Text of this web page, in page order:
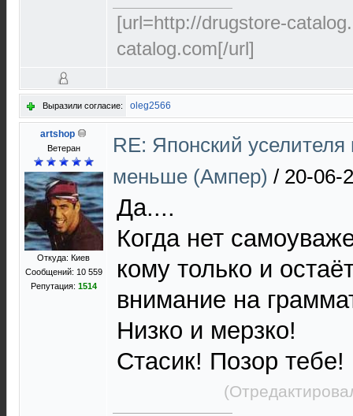
[url=http://drugstore-
catalog.com[/url]
Выразили согласие: oleg2566
artshop
Ветеран
Откуда: Киев
Сообщений: 10 559
Репутация: 1514
RE: Японский
меньше (Ампер) / 20-06-
Да....
Когда нет
кому только и
внимание на
Низко и мерзко!
Стасик! Позор тебе!